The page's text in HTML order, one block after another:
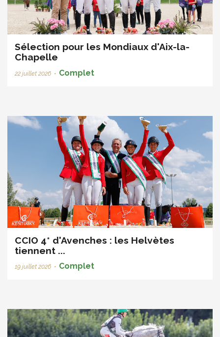
Sélection pour les Mondiaux d'Aix-la-
Chapelle
22 juillet 2026 • Complet
CCIO 4* d'Avenches : les Helvètes
tiennent ...
19 juillet 2026 • Complet